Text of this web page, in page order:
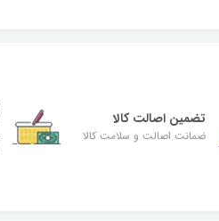
تضمین اصالت کالا
ضمانت اصالت و سلامت کالا